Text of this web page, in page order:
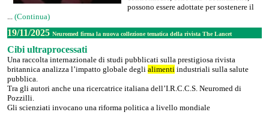
possono essere adottate per sostenere il
... (Continua)
19/11/2025 Neuromed firma la nuova collezione tematica della rivista The Lancet
Cibi ultraprocessati
Una raccolta internazionale di studi pubblicati sulla prestigiosa rivista
britannica analizza l’impatto globale degli alimenti industriali sulla salute
pubblica.
Tra gli autori anche una ricercatrice italiana dell’I.R.C.C.S. Neuromed di
Pozzilli.
Gli scienziati invocano una riforma politica a livello mondiale